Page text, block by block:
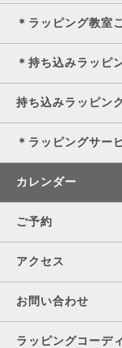
＊ラッピング教室
＊持ち込みラッピ
持ち込みラッピン
＊ラッピングサー
カレンダー
ご予約
アクセス
お問い合わせ
ラッピングコー